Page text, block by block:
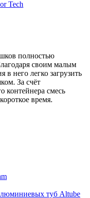
полностью
своим малым
в него легко загрузить
За счёт
контейнера смесь
время.